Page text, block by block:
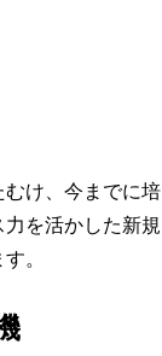
け、今までに培
を活かした新規
。